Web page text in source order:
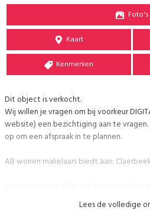
Foto's
Kaart
Kenmerken
Dit object is verkocht.
Wij willen je vragen om bij voorkeur
website) een bezichtiging aan te
op om een afspraak in te plannen.
AB wonen makelaars biedt aan:
Markermeer, Bataviastad en 't gezellige
Lees de volledige